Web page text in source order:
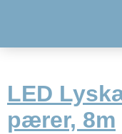
LED
pærer, 8m